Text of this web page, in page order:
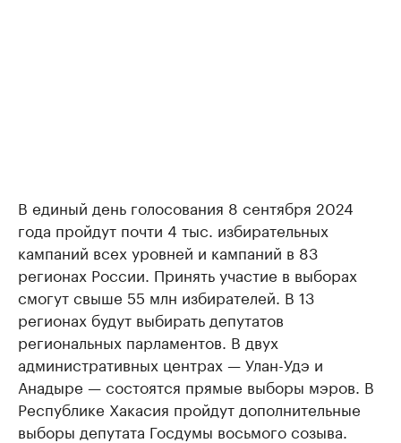
В единый день голосования 8 сентября 2024
года пройдут почти 4 тыс. избирательных
кампаний всех уровней и кампаний в 83
регионах России. Принять участие в выборах
смогут свыше 55 млн избирателей. В 13
регионах будут выбирать депутатов
региональных парламентов. В двух
административных центрах — Улан-Удэ и
Анадыре — состоятся прямые выборы мэров. В
Республике Хакасия пройдут дополнительные
выборы депутата Госдумы восьмого созыва.